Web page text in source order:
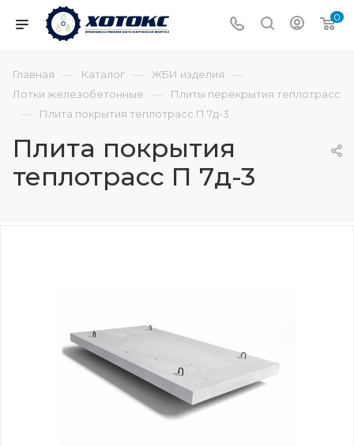
0
Главная — Каталог — ЖБИ изделия —
Лотки железобетонные — Плиты перекрытия теплотрасс
— Плита покрытия теплотрасс П 7д-3
Плита покрытия
теплотрасс П 7д-3